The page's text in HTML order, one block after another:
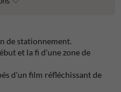
de stationnement.
et la fi d'une zone de
d'un film réfléchissant de